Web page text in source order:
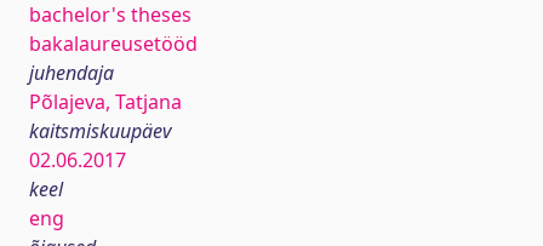
bachelor's theses
bakalaureusetööd
juhendaja
Põlajeva, Tatjana
kaitsmiskuupäev
02.06.2017
keel
eng